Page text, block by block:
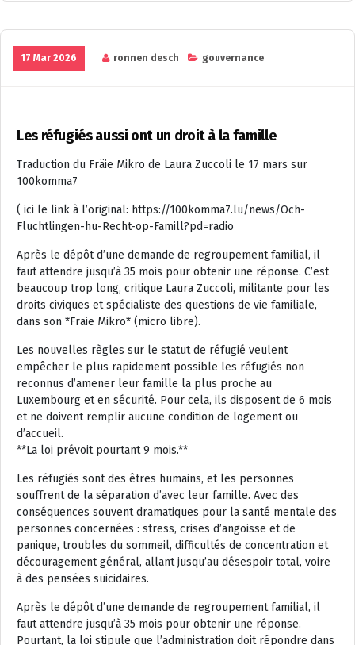
17 Mar 2026 ronnen desch gouvernance
Les réfugiés aussi ont un droit à la famille
Traduction du Fräie Mikro de Laura Zuccoli le 17 mars sur
100komma7
( ici le link à l’original: https://100komma7.lu/news/Och-
Fluchtlingen-hu-Recht-op-Famill?pd=radio
Après le dépôt d’une demande de regroupement familial, il
faut attendre jusqu’à 35 mois pour obtenir une réponse. C’est
beaucoup trop long, critique Laura Zuccoli, militante pour les
droits civiques et spécialiste des questions de vie familiale,
dans son *Fräie Mikro* (micro libre).
Les nouvelles règles sur le statut de réfugié veulent
empêcher le plus rapidement possible les réfugiés non
reconnus d’amener leur famille la plus proche au
Luxembourg et en sécurité. Pour cela, ils disposent de 6 mois
et ne doivent remplir aucune condition de logement ou
d’accueil.
**La loi prévoit pourtant 9 mois.**
Les réfugiés sont des êtres humains, et les personnes
souffrent de la séparation d’avec leur famille. Avec des
conséquences souvent dramatiques pour la santé mentale des
personnes concernées : stress, crises d’angoisse et de
panique, troubles du sommeil, difficultés de concentration et
découragement général, allant jusqu’au désespoir total, voire
à des pensées suicidaires.
Après le dépôt d’une demande de regroupement familial, il
faut attendre jusqu’à 35 mois pour obtenir une réponse.
Pourtant, la loi stipule que l’administration doit répondre dans